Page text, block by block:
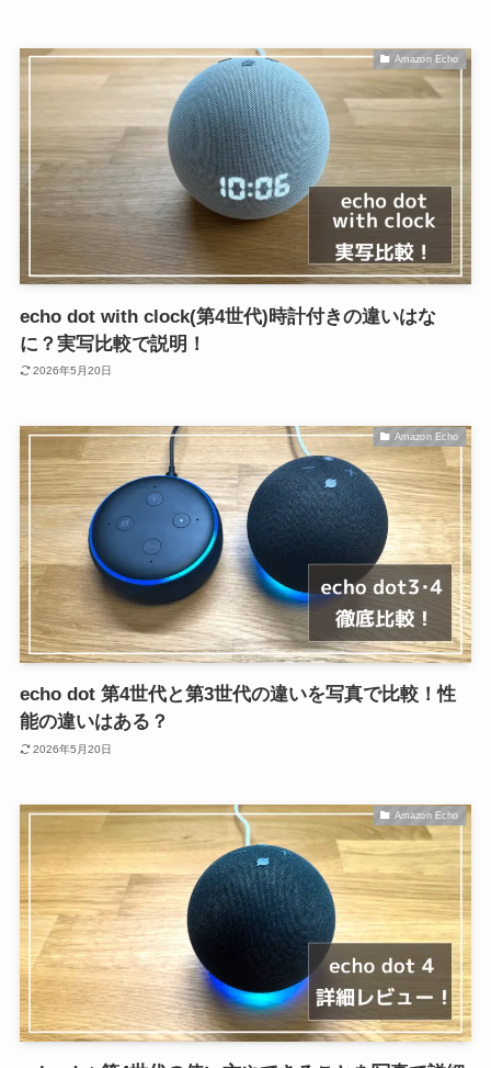
Amazon Echo
echo dot with clock(第4世代)時計付きの違いはな
に？実写比較で説明！
2026年5月20日
Amazon Echo
echo dot 第4世代と第3世代の違いを写真で比較！性
能の違いはある？
2026年5月20日
Amazon Echo